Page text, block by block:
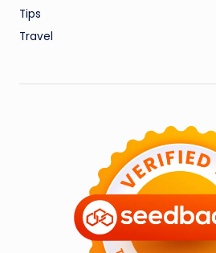
Tips
Travel